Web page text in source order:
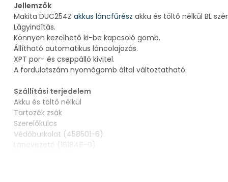
Jellemzők
Makita DUC254Z akkus láncfűrész akku és töltő nélkül BL
Lágyindítás.
Könnyen kezelhető ki-be kapcsoló gomb.
Állítható automatikus láncolajozás.
XPT por- és cseppálló kivitel.
A fordulatszám nyomógomb által változtatható.
Szállítási terjedelem
Akku és töltő nélkül
Tartozék zsák
Szerelőkulcs
Védőburkolat (458501-6)
Láncvezető (161846-0)